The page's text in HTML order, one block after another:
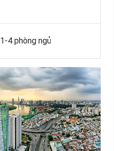
1-4 phòng ngủ